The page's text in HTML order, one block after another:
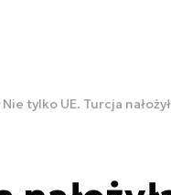
Nie tylko UE. Turcja